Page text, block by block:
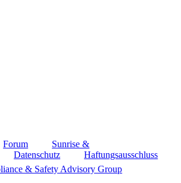
Forum
Sunrise &
Datenschutz Haftungsausschluss
& Safety Advisory Group